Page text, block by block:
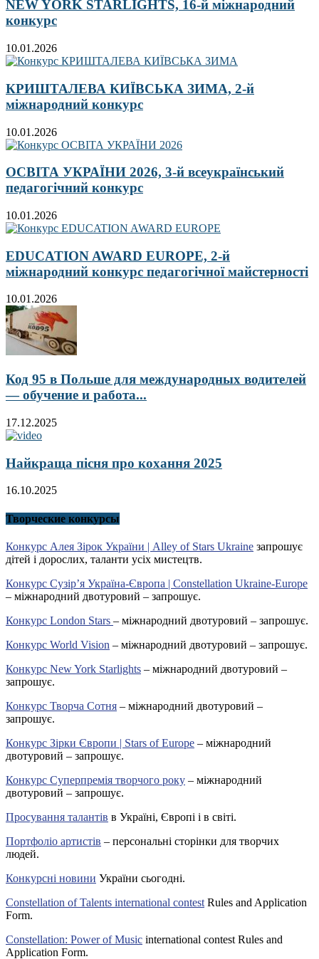
NEW YORK STARLIGHTS, 16-й міжнародний
конкурс
10.01.2026
КРИШТАЛЕВА КИЇВСЬКА ЗИМА, 2-й
міжнародний конкурс
10.01.2026
ОСВІТА УКРАЇНИ 2026, 3-й всеукраїнський
педагогічний конкурс
10.01.2026
EDUCATION AWARD EUROPE, 2-й
міжнародний конкурс педагогічної майстерності
10.01.2026
Код 95 в Польше для международных водителей
— обучение и работа...
17.12.2025
Найкраща пісня про кохання 2025
16.10.2025
Творческие конкурсы
Конкурс Алея Зірок України | Alley of Stars Ukraine запрошує
дітей і дорослих, таланти усіх мистецтв.
Конкурс Сузір’я Україна-Європа | Constellation Ukraine-Europe
– міжнародний двотуровий – запрошує.
Конкурс London Stars – міжнародний двотуровий – запрошує.
Конкурс World Vision – міжнародний двотуровий – запрошує.
Конкурс New York Starlights – міжнародний двотуровий –
запрошує.
Конкурс Творча Сотня – міжнародний двотуровий –
запрошує.
Конкурс Зірки Європи | Stars of Europe – міжнародний
двотуровий – запрошує.
Конкурс Суперпремія творчого року – міжнародний
двотуровий – запрошує.
Просування талантів в Україні, Європі і в світі.
Портфоліо артистів – персональні сторінки для творчих
людей.
Конкурсні новини України сьогодні.
Constellation of Talents international contest Rules and Application
Form.
Constellation: Power of Music international contest Rules and
Application Form.